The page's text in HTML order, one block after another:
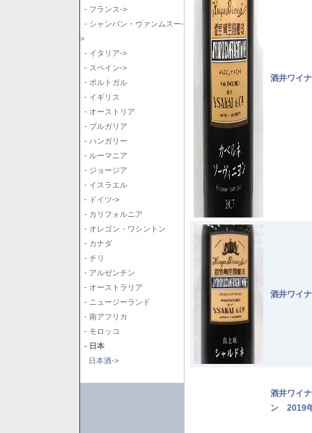
- フランス->
- シャンパン・ヴァンムスー-
>
- イタリア->
- スペイン->
- ポルトガル
- イギリス
- オーストリア
- ブルガリア
- ハンガリー
- ルーマニア
- ジョージア
- イスラエル
- ドイツ->
- カリフォルニア
- オレゴン・ワシントン
- カナダ
- チリ
- アルゼンチン
- オーストラリア
- ニュージーランド
- 南アフリカ
- モロッコ
- 日本
日本酒->
酒井ワイ
酒井ワイ
酒井ワイ
ン 2019